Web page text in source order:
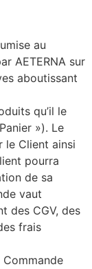
au
AETERNA sur
aboutissant
qu’il le
»). Le
le Client ainsi
pourra
de sa
vaut
des CGV, des
frais